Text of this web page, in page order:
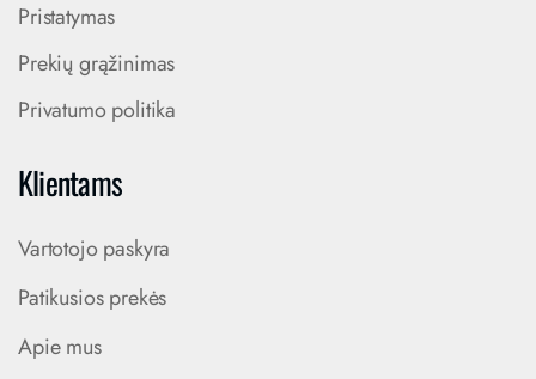
Pristatymas
Prekių grąžinimas
Privatumo politika
Klientams
Vartotojo paskyra
Patikusios prekės
Apie mus